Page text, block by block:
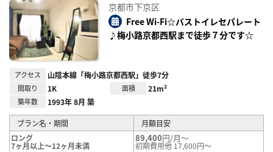
録
京都市下京区
Free Wi-Fi☆バストイレセパレート
♪梅小路京都西駅まで徒歩７分です☆
アクセス 山陰本線「梅小路京都西駅」徒歩7分
間取り 1K 面積 21m²
築年数 1993年 8月 築
プラン名・期間
月額目安
ロング
7ヶ月以上～12ヶ月未満
89,400円/月～
初期費用他 17,600円～